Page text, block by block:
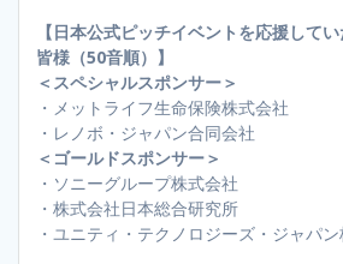
【日本公式ピッチイベントを応援して
皆様（50音順）】
＜スペシャルスポンサー＞
・メットライフ生命保険株式会社
・レノボ・ジャパン合同会社
＜ゴールドスポンサー＞
・ソニーグループ株式会社
・株式会社日本総合研究所
・ユニティ・テクノロジーズ・ジャパ